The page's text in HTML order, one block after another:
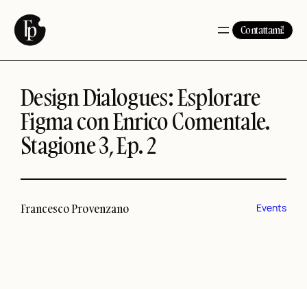
contenuto
Contattami!
Design Dialogues: Esplorare
Figma con Enrico Comentale.
Stagione 3, Ep. 2
Francesco Provenzano Events